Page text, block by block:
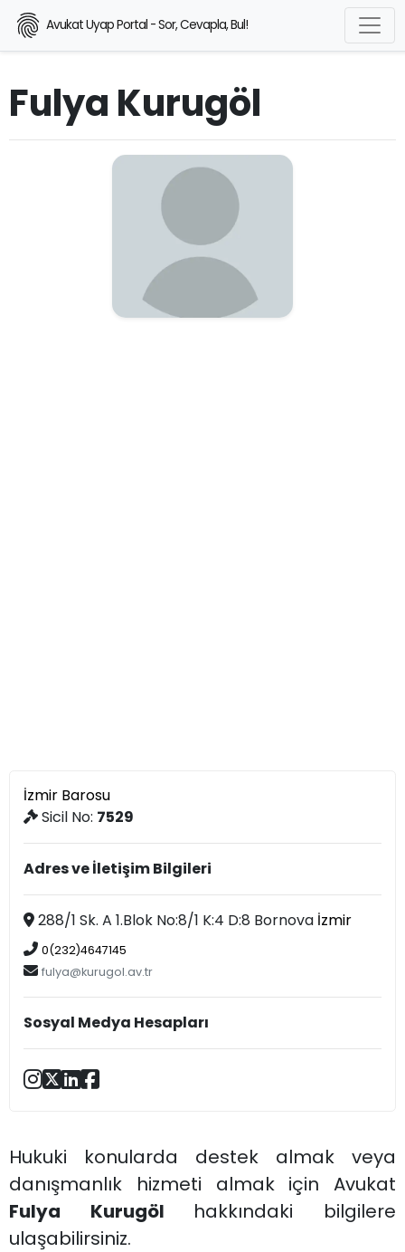
Avukat Uyap Portal - Sor, Cevapla, Bul!
Fulya Kurugöl
İzmir Barosu
Sicil No: 7529
Adres ve İletişim Bilgileri
288/1 Sk. A 1.Blok No:8/1 K:4 D:8 Bornova İzmir
0(232)4647145
fulya@kurugol.av.tr
Sosyal Medya Hesapları
Hukuki konularda destek almak veya
danışmanlık hizmeti almak için Avukat
Fulya Kurugöl hakkındaki bilgilere
ulaşabilirsiniz.